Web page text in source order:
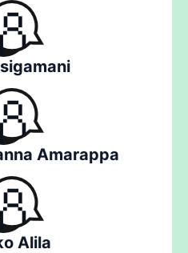
Amarappa
Alila